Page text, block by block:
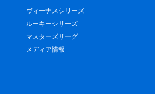
ヴィーナスシリーズ
ルーキーシリーズ
マスターズリーグ
メディア情報